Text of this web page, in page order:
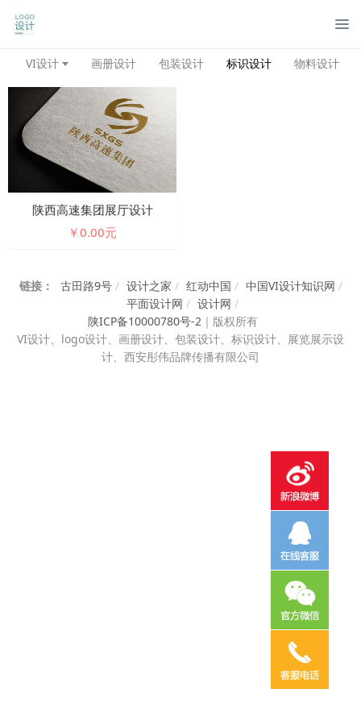
VI设计 画册设计 包装设计 标识设计 物料设计
陕西高速集团展厅设计
￥0.00元
链接： 古田路9号 / 设计之家 / 红动中国 / 中国VI设计知识网 /
平面设计网 / 设计网 /
陕ICP备10000780号-2 ｜ 版权所有
VI设计、 logo设计、画册设计、包装设计、标识设计、展览展示设
计、西安彤伟品牌传播有限公司